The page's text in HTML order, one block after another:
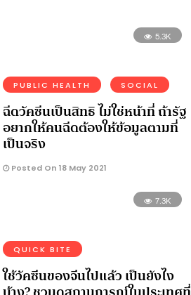
5.3K
PUBLIC HEALTH SOCIAL
ฉีดวัคซีนเป็นสิทธิ ไม่ใช่หน้าที่ ถ้ารัฐ
อยากให้คนฉีดต้องให้ข้อมูลตามที่
เป็นจริง
Posted On 18 May 2021
7.3K
QUICK BITE
ใช้วัคซีนของจีนไปแล้ว เป็นยังไง